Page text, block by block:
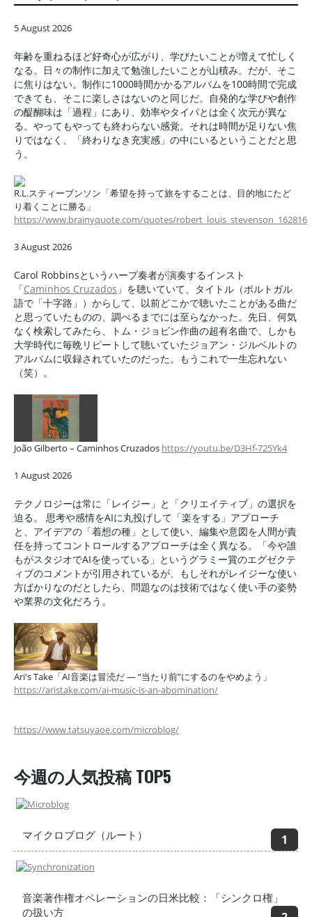
5 August 2026
年齢を重ねるほど好奇心が広がり、学びたいことが増えて忙しく
なる。日々の制作に加えて勉強したいことが山積み。だが、そこ
に焦りはない。制作に1000時間かかるアルバムを100時間で完成
できても、そこに楽しさはないのと同じだ。自発的な学びや創作
の醍醐味は「過程」にあり、効率やタイパとは全く次元が異な
る。やってもやっても終わらない感覚。それは時間が足りない焦
りではなく、「終わりなき充実感」の中にいるということだと思
う。
R.L.スティーブンソン「希望を持って旅をすることは、目的地にたど
り着くことに勝る」
https://www.brainyquote.com/quotes/robert_louis_stevenson_162816
3 August 2026
Carol Robbinsというハープ奏者が演奏するインスト
「Caminhos Cruzados 」を聴いていて、タイトル（ポルトガル
語で「十字路」）からして、以前どこかで聴いたことがある曲だ
と思っていたものの、調べるまでには至らなかった。先日、何気
なく検索してみたら、トム・ジョビン作曲の超有名曲で、しかも
大学時代に毎晩リピートして聴いていたジョアン・ジルベルトの
アルバムに収録されていたのだった。もうこれで一生忘れない
（笑）。
João Gilberto – Caminhos Cruzados https://youtu.be/D3Hf-725Yk4
1 August 2026
テクノロジーは常に「レイジー」と「クリエイティブ」の選択を
迫る。 思考や感情をAIに丸投げして「楽をする」アプローチ
と、アイデアの「着想の種」として使い、編集や意図を人間が責
任を持ってコントロールするアプローチは全く異なる。「今や誰
もがスタジオでAIを使っている」というグラミー賞のエグゼクテ
ィブのコメントが引用されているが、もしそれがレイジーな使い
方ばかりなのだとしたら、問題なのは技術ではなく使い手の姿勢
や業界の文化だろう。
Ari's Take「AI音楽は冒涜だ — “当たり前”にするのをやめよう」
https://aristake.com/ai-music-is-an-abomination/
https://www.tatsuyaoe.com/microblog/
今週の人気投稿 TOP5
マイクロブログ（ルート）
音楽著作権オペレーションの日米比較：「シンクロ権」
の扱い方